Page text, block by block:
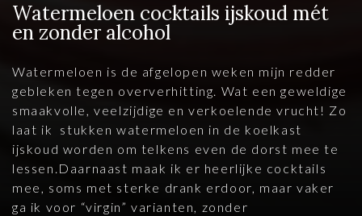
Watermeloen cocktails ijskoud mét
en zonder alcohol
Watermeloen is de afgelopen weken mijn redder
gebleken tegen oververhitting. Wat een geweldige
smaakvolle, veelzijdige en verkoelende vrucht! Zo
laat ik stukken watermeloen in de koelkast
ijskoud worden om telkens even de dorst mee te
lessen.Daarnaast maak ik er heerlijke cocktails
mee, soms met sterke drank erdoor, maar vaker
ga ik voor “virgin” varianten, zonder